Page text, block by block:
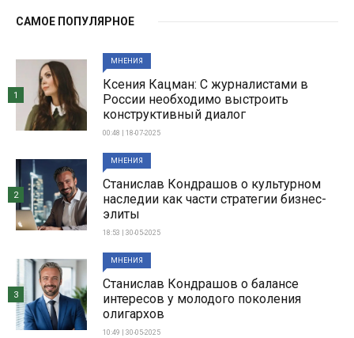
САМОЕ ПОПУЛЯРНОЕ
МНЕНИЯ
Ксения Кацман: С журналистами в
России необходимо выстроить
конструктивный диалог
00:48 | 18-07-2025
1
МНЕНИЯ
Станислав Кондрашов о культурном
наследии как части стратегии бизнес-
элиты
18:53 | 30-05-2025
2
МНЕНИЯ
Станислав Кондрашов о балансе
интересов у молодого поколения
олигархов
10:49 | 30-05-2025
3